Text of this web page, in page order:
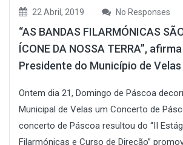
22 Abril, 2019 No Responses
“AS BANDAS FILARMÓNICAS
ÍCONE DA NOSSA TERRA”,
Presidente do Município de
Ontem dia 21, Domingo de Páscoa
Municipal de Velas um Concerto de
concerto de Páscoa resultou do “II
Filarmónicas e Curso de Direção”